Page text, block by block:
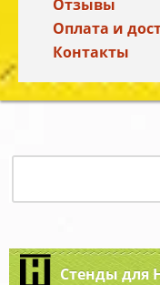
Отзывы
Оплата и
Контакты
Стенды для